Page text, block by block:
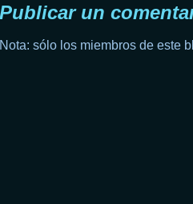
Publicar un
Nota: sólo los miembros de este